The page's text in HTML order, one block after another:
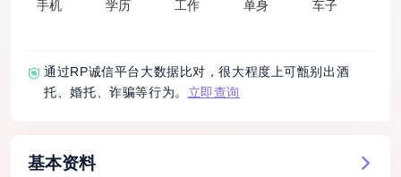
手机 学历 工作 单身 车子
通过RP诚信平台大数据比对，很大程度上可甑别出酒
托、婚托、诈骗等行为。 立即查询
基本资料